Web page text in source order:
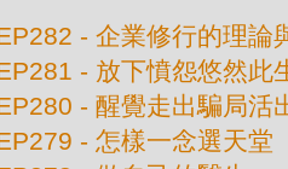
- 企業修行的理論
- 放下憤怨悠然此
- 醒覺走出騙局活
- 怎樣一念選天堂